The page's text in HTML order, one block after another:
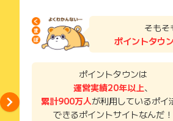
了などのメールは、ポイント獲得するま
獲得待ち・獲得失敗の状態でお問い合わ
メールを送っていただく場合がございま
そのため、紛失・破棄された場合は対応
ご注意ください。
(※) SafariやChromeなどwebサイトを表
験ができます
特長③「人気のフリーランス特化型プラ
分に加え、独立に必要なサポートが充実
くゆくはフリーランスへ」という方も選
そもそ
ポイントタウン
ポイントタウンは
運営実績20年以上、
累計900万人が利用しているポイ
できるポイントサイトなんだ！